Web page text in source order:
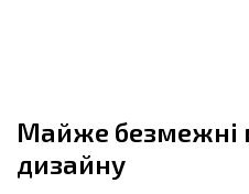
Майже безмежні
дизайну